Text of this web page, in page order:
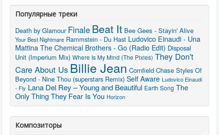
Популярные треки
Death by Glamour Finale Beat It Bee Gees - Stayin' Alive
Your Best Nightmare Rammstein - Du Hast Ludovico Einaudi - Una
Mattina The Chemical Brothers - Go (Radio Edit) Disposal
Unit (Imperium Mix) Where Is My Mind (The Pixies) They Don't
Care About Us Billie Jean Cornfield Chase Styles Of
Beyond - Nine Thou (superstars Remix) Self Aware Ludovico Einaudi
- Fly Lana Del Rey – Young and Beautiful Earth Song The
Only Thing They Fear Is You Horizon
Композиторы